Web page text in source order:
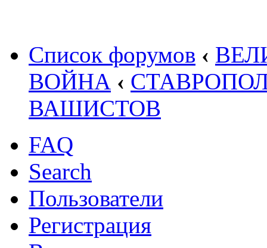
Список форумов ‹
ВОЙНА ‹
ВАШИСТОВ
FAQ
Search
Пользователи
Регистрация